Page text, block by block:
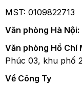
MST: 0109822713
Văn phòng Hà Nội:
Văn phòng Hồ Chí
Phúc 03, khu phố
Về Công Ty